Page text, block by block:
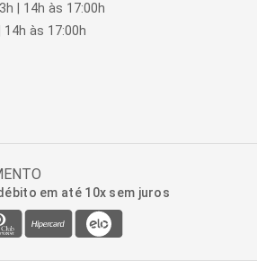
| 14h às 17:00h
14h às 17:00h
em até 10x sem juros